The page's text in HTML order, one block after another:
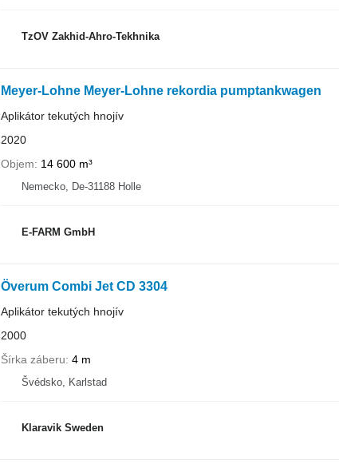
TzOV Zakhid-Ahro-Tekhnika
Meyer-Lohne Meyer-Lohne rekordia pumptankwagen
Aplikátor tekutých hnojív
2020
Objem
14 600 m³
Nemecko, De-31188 Holle
E-FARM GmbH
Överum Combi Jet CD 3304
Aplikátor tekutých hnojív
2000
Šírka záberu 4 m
Švédsko, Karlstad
Klaravik Sweden